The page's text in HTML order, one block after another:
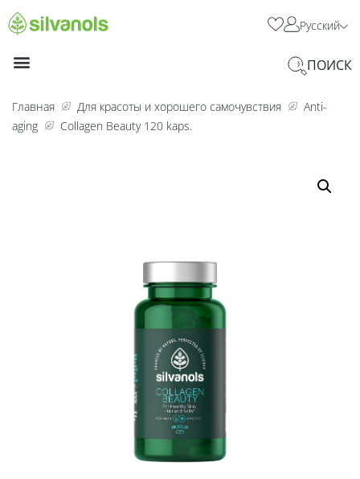
Русский
ПОИСК
Главная Для красоты и хорошего самочувствия
Anti-
aging
Collagen Beauty 120 kaps.